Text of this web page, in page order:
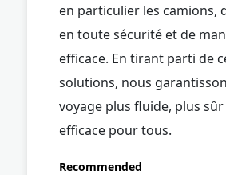
en particulier les camions,
en toute sécurité et de
efficace. En tirant parti de
solutions, nous
voyage plus fluide, plus
efficace pour tous.
Recommended